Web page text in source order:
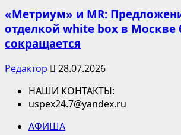
«Метриум» и MR:
отделкой white box в Москве
сокращается
Редактор
28.07.2026
НАШИ КОНТАКТЫ:
uspex24.7@yandex.ru
АФИША